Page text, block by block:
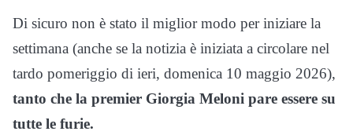
Di sicuro non è stato il miglior modo per iniziare la
settimana (anche se la notizia è iniziata a circolare nel
tardo pomeriggio di ieri, domenica 10 maggio 2026),
tanto che la premier Giorgia Meloni pare essere su
tutte le furie.